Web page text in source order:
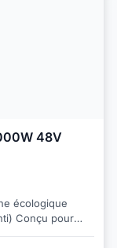
48V
écologique
Conçu pour